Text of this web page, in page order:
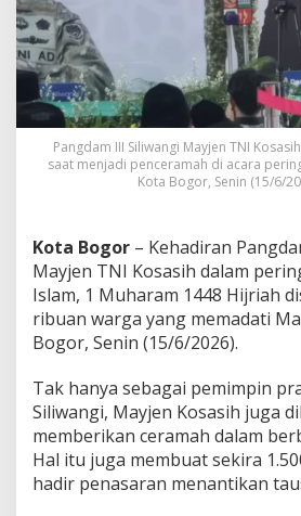
i
P
e
n
c
e
m
h
d
i
P
i
n
g
a
t
a
Pangdam III Siliwangi Mayjen TNI
saat menjadi penceramah di acara
Kota Bogor, Senin (15/6/
Kota Bogor – Kehadiran
Mayjen TNI Kosasih dalam
Islam, 1 Muharam 1448 Hijriah
ribuan warga yang memadati
Bogor, Senin (15/6/2026).
Tak hanya sebagai pemimpin
Siliwangi, Mayjen Kosasih juga
memberikan ceramah dalam
Hal itu juga membuat sekira
hadir penasaran menantikan